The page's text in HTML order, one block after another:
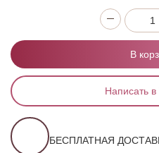
В
Написать
БЕСПЛАТНАЯ